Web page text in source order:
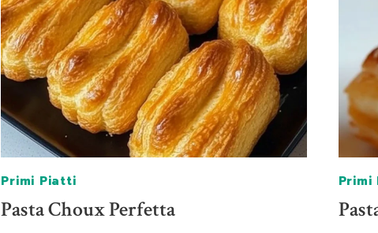
Primi Piatti
Pasta Choux Perfetta
Primi